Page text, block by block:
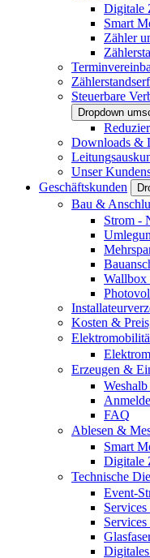
Digitale
Smart
Zähler
Steuerbare
Dropdown
Downloads &
Unser
Geschäftskunden
Bau &
Strom -
Wallbox
Kosten &
Erzeugen &
FAQ
Ablesen &
Smart
Digitale
Technische
Event-